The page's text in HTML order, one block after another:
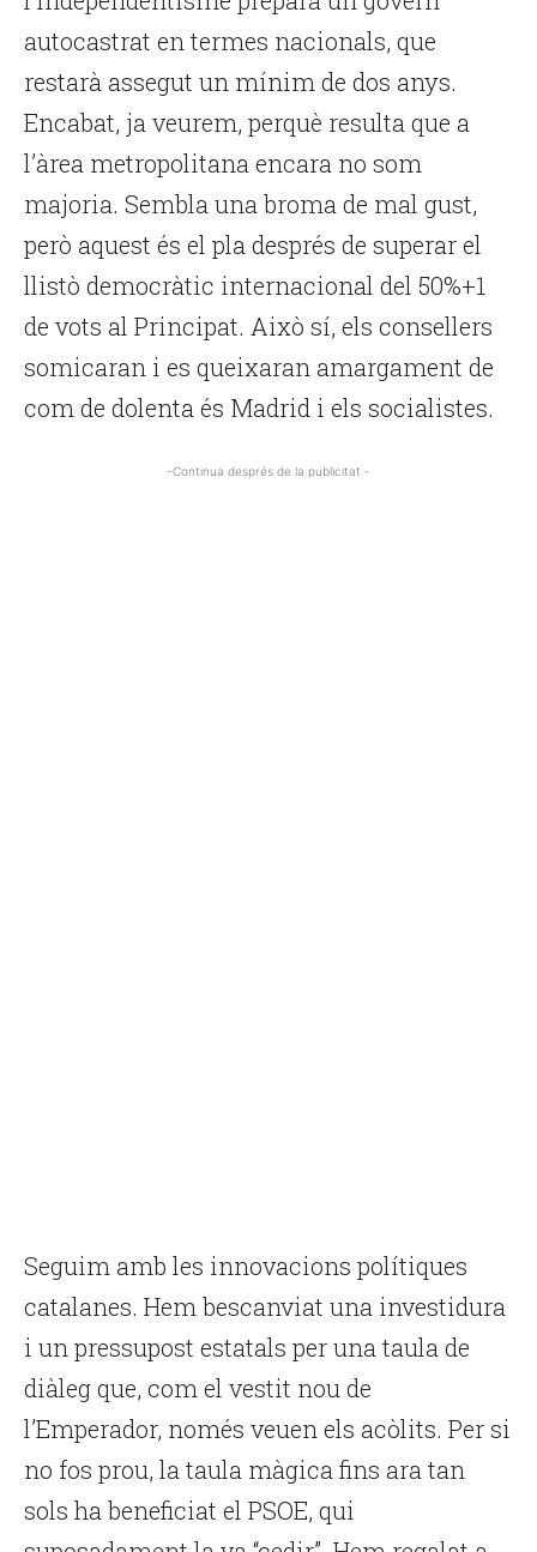
autocastrat en termes nacionals, que
restarà assegut un mínim de dos anys.
Encabat, ja veurem, perquè resulta que a
l’àrea metropolitana encara no som
majoria. Sembla una broma de mal gust,
però aquest és el pla després de superar el
llistò democràtic internacional del 50%+1
de vots al Principat. Això sí, els consellers
somicaran i es queixaran amargament de
com de dolenta és Madrid i els socialistes.
-Continua després de la publicitat -
Seguim amb les innovacions polítiques
catalanes. Hem bescanviat una investidura
i un pressupost estatals per una taula de
diàleg que, com el vestit nou de
l’Emperador, només veuen els acòlits. Per si
no fos prou, la taula màgica fins ara tan
sols ha beneficiat el PSOE, qui